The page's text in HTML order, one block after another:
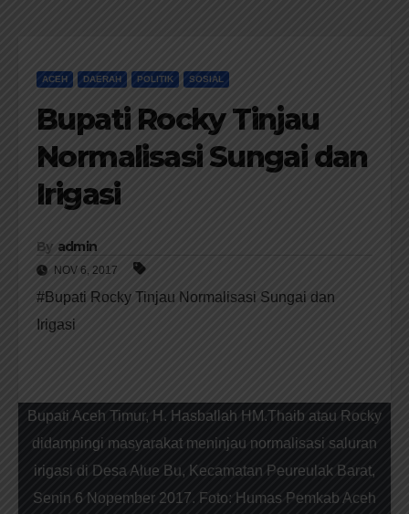
ACEH DAERAH POLITIK SOSIAL
Bupati Rocky Tinjau
Normalisasi Sungai dan
Irigasi
By admin
NOV 6, 2017
#Bupati Rocky Tinjau Normalisasi Sungai dan
Irigasi
Bupati Aceh Timur, H. Hasballah HM.Thaib atau Rocky
didampingi masyarakat meninjau normalisasi saluran
irigasi di Desa Alue Bu, Kecamatan Peureulak Barat,
Senin 6 Nopember 2017. Foto: Humas Pemkab Aceh